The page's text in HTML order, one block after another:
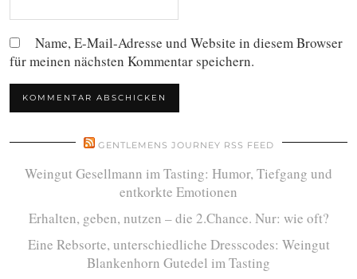
Name, E-Mail-Adresse und Website in diesem Browser
für meinen nächsten Kommentar speichern.
GENTLEMENS JOURNEY RSS FEED
Weingut Gesellmann im Tasting: Humor, Tiefgang und
entkorkte Emotionen
Erhalten, geben, nutzen – die 2.Chance. Nur: wie oft?
Eine Rebsorte, unterschiedliche Dresscodes: Weingut
Blankenhorn Gutedel im Tasting